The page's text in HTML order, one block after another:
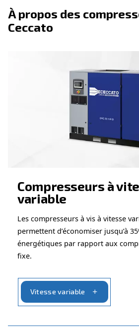
Vous recherchez
votre application
DOMAINE D’UTILISATION
Applications d'air
Accéder à notre page